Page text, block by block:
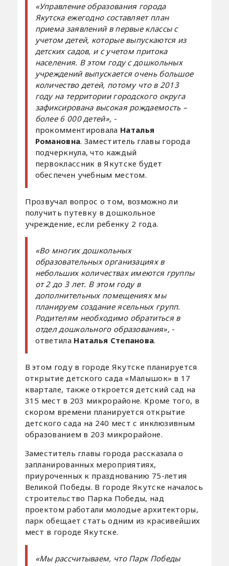
«Управление образования города
Якутска ежегодно составляет план
приема заявлений в первые классы с
учетом детей, которые выпускаются из
детских садов, и с учетом притока
населения. В этом году с дошкольных
учреждений выпускается очень большое
количество детей, потому что в 2013
году на территории городского округа
зафиксирована высокая рождаемость –
более 6 000 детей», -
прокомментировала Наталья
Романовна. Заместитель главы города
подчеркнула, что каждый
первоклассник в Якутске будет
обеспечен учебным местом.
Прозвучал вопрос о том, возможно ли
получить путевку в дошкольное
учреждение, если ребенку 2 года.
«Во многих дошкольных
образовательных организациях в
небольших количествах имеются группы
от 2 до 3 лет. В этом году в
дополнительных помещениях мы
планируем создание ясельных групп.
Родителям необходимо обратиться в
отдел дошкольного образования», -
ответила Наталья Степанова.
В этом году в городе Якутске планируется
открытие детского сада «Малышок» в 17
квартале, также откроется детский сад на
315 мест в 203 микрорайоне. Кроме того, в
скором времени планируется открытие
детского сада на 240 мест с инклюзивным
образованием в 203 микрорайоне.
Заместитель главы города рассказала о
запланированных мероприятиях,
приуроченных к празднованию 75-летия
Великой Победы. В городе Якутске началось
строительство Парка Победы, над
проектом работали молодые архитекторы,
парк обещает стать одним из красивейших
мест в городе Якутске.
«Мы рассчитываем, что Парк Победы